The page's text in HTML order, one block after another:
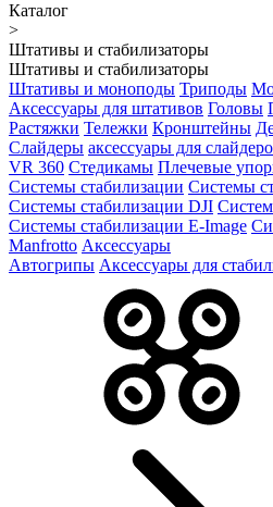
Каталог
>
Штативы и стабилизаторы
Штативы и стабилизаторы
Штативы и моноподы Триподы
Аксессуары для штативов Головы
Растяжки Тележки Кронштейны
Слайдеры аксессуары для
VR 360 Стедикамы Плечевые
Системы стабилизации Системы
Системы стабилизации DJI
Системы стабилизации E-Image
Manfrotto Аксессуары
Автогрипы Аксессуары для